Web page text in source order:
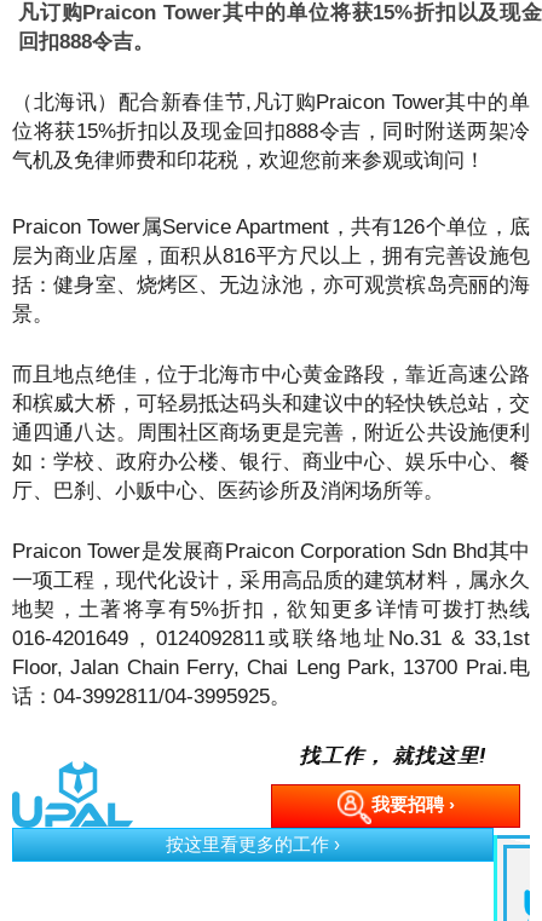
凡订购Praicon Tower其中的单位将获15%折扣以及现金
回扣888令吉。
（北海讯）配合新春佳节,凡订购Praicon Tower其中的单
位将获15%折扣以及现金回扣888令吉，同时附送两架冷
气机及免律师费和印花税，欢迎您前来参观或询问！
Praicon Tower属Service Apartment，共有126个单位，底
层为商业店屋，面积从816平方尺以上，拥有完善设施包
括：健身室、烧烤区、无边泳池，亦可观赏槟岛亮丽的海
景。
而且地点绝佳，位于北海市中心黄金路段，靠近高速公路
和槟威大桥，可轻易抵达码头和建议中的轻快铁总站，交
通四通八达。周围社区商场更是完善，附近公共设施便利
如：学校、政府办公楼、银行、商业中心、娱乐中心、餐
厅、巴刹、小贩中心、医药诊所及消闲场所等。
Praicon Tower是发展商Praicon Corporation Sdn Bhd其中
一项工程，现代化设计，采用高品质的建筑材料，属永久
地契，土著将享有5%折扣，欲知更多详情可拨打热线
016-4201649，0124092811或联络地址No.31 & 33,1st
Floor, Jalan Chain Ferry, Chai Leng Park, 13700 Prai.电
话：04-3992811/04-3995925。
找工作， 就找这里!
我要招聘 ›
按这里看更多的工作 ›